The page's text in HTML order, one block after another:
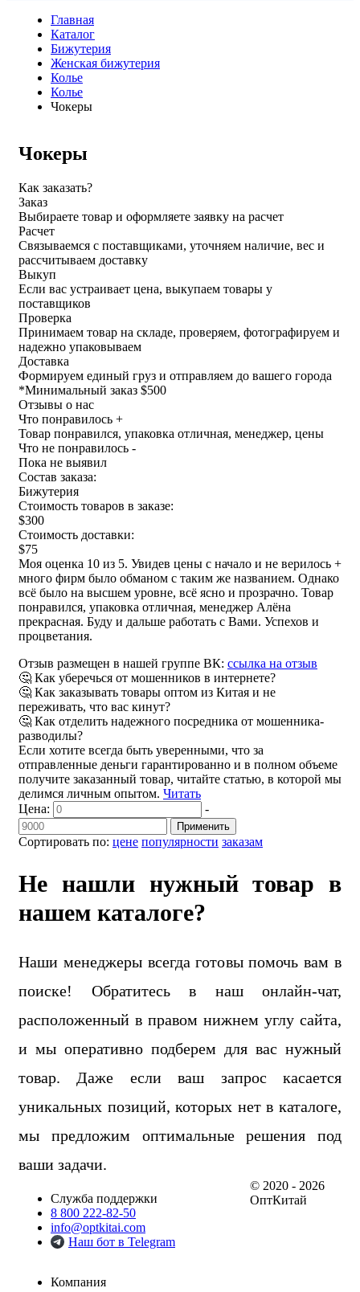
Главная
Каталог
Бижутерия
Женская бижутерия
Колье
Колье
Чокеры
Чокеры
Как заказать?
Заказ
Выбираете товар и оформляете заявку на расчет
Расчет
Связываемся с поставщиками, уточняем наличие, вес и
рассчитываем доставку
Выкуп
Если вас устраивает цена, выкупаем товары у
поставщиков
Проверка
Принимаем товар на складе, проверяем, фотографируем и
надежно упаковываем
Доставка
Формируем единый груз и отправляем до вашего города
*Минимальный заказ $500
Отзывы о нас
Что понравилось +
Товар понравился, упаковка отличная, менеджер, цены
Что не понравилось -
Пока не выявил
Состав заказа:
Бижутерия
Стоимость товаров в заказе:
$300
Стоимость доставки:
$75
Моя оценка 10 из 5. Увидев цены с начало и не верилось +
много фирм было обманом с таким же названием. Однако
всё было на высшем уровне, всё ясно и прозрачно. Товар
понравился, упаковка отличная, менеджер Алёна
прекрасная. Буду и дальше работать с Вами. Успехов и
процветания.
Отзыв размещен в нашей группе ВК: ссылка на отзыв
🤔 Как уберечься от мошенников в интернете?
🤔 Как заказывать товары оптом из Китая и не
переживать, что вас кинут?
🤔 Как отделить надежного посредника от мошенника-
разводилы?
Если хотите всегда быть уверенными, что за
отправленные деньги гарантированно и в полном объеме
получите заказанный товар, читайте статью, в которой мы
делимся личным опытом. Читать
Сортировать по: цене популярности заказам
Цена: -
Применить
Не нашли нужный товар в
нашем каталоге?
Наши менеджеры всегда готовы помочь вам в
поиске! Обратитесь в наш онлайн-чат,
расположенный в правом нижнем углу сайта,
и мы оперативно подберем для вас нужный
товар. Даже если ваш запрос касается
уникальных позиций, которых нет в каталоге,
мы предложим оптимальные решения под
ваши задачи.
Служба поддержки
8 800 222-82-50
info@optkitai.com
Наш бот в Telegram
Компания
© 2020 - 2026
ОптКитай